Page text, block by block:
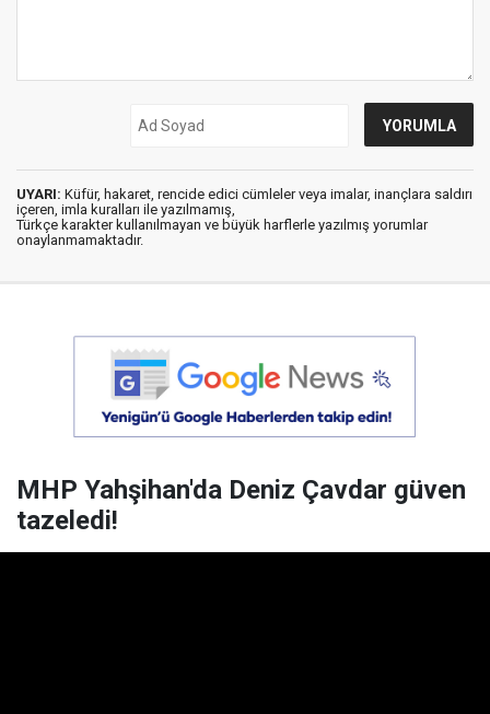
UYARI: Küfür, hakaret, rencide edici cümleler veya imalar, inançlara saldırı
içeren, imla kuralları ile yazılmamış,
Türkçe karakter kullanılmayan ve büyük harflerle yazılmış yorumlar
onaylanmamaktadır.
MHP Yahşihan'da Deniz Çavdar güven
tazeledi!